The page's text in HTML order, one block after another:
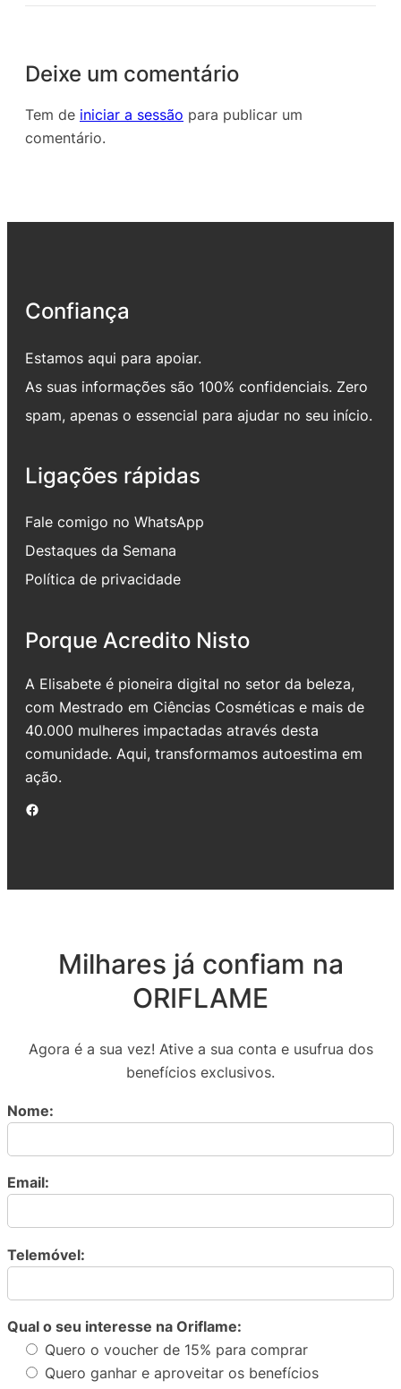
Deixe um comentário
Tem de iniciar a sessão para publicar um
comentário.
Confiança
Estamos aqui para apoiar.
As suas informações são 100% confidenciais. Zero
spam, apenas o essencial para ajudar no seu início.
Ligações rápidas
Fale comigo no WhatsApp
Destaques da Semana
Política de privacidade
Porque Acredito Nisto
A Elisabete é pioneira digital no setor da beleza,
com Mestrado em Ciências Cosméticas e mais de
40.000 mulheres impactadas através desta
comunidade. Aqui, transformamos autoestima em
ação.
Facebook
Milhares já confiam na
ORIFLAME
Agora é a sua vez! Ative a sua conta e usufrua dos
benefícios exclusivos.
Nome:
Email:
Telemóvel:
Qual o seu interesse na Oriflame:
Quero o voucher de 15% para comprar
Quero ganhar e aproveitar os benefícios